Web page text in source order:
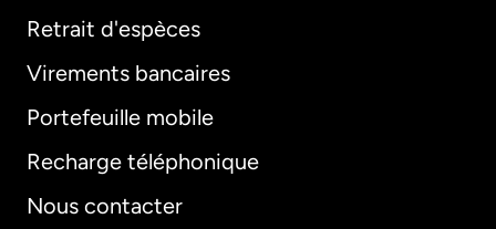
Retrait d'espèces
Virements bancaires
Portefeuille mobile
Recharge téléphonique
Nous contacter